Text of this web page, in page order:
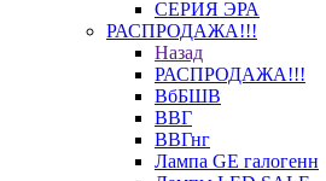
СЕРИЯ ЭРА
РАСПРОДАЖА!!!
Назад
РАСПРОДАЖА!!!
ВбБШВ
ВВГ
ВВГнг
Лампа GE галогенн